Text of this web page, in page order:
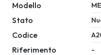
Modello
Stato
Codice
Riferimento -